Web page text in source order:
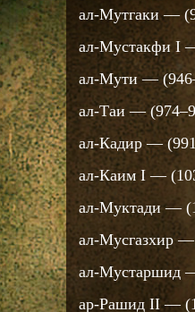
ал-Мутгаки —
ал-Мустакфи I
ал-Мути —
ал-Таи —
ал-Кадир —
ал-Каим I —
ал-Муктади —
ал-Мусгазхир —
ал-Мустаршид
ар-Рашид II —